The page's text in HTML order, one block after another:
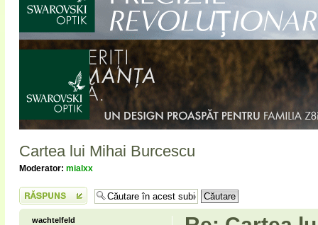
Cartea lui Mihai Burcescu
Moderator: mialxx
Scrie un răspuns
wachtelfeld